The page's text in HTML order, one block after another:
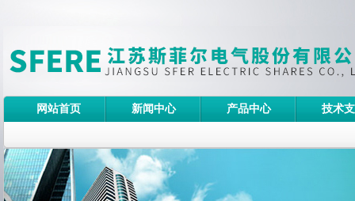
网站首页 新闻中心 产品中心 技术